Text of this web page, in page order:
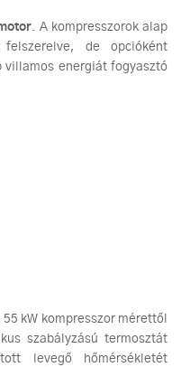
. A kompresszorok alap
de opcióként
energiát fogyasztó
55 kW kompresszor mérettől
szabályzású termosztát
levegő hőmérsékletét